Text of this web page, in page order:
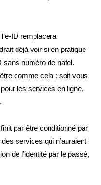
ID remplacera
déjà voir si en pratique
sans numéro de natel.
comme cela : soit vous
pour les services en ligne,
par être conditionné par
services qui n’auraient
de l’identité par le passé,